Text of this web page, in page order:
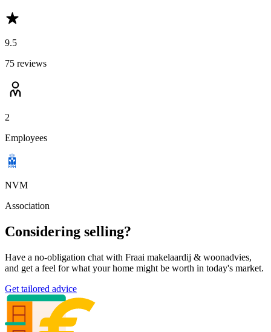
9.5
75 reviews
2
Employees
NVM
Association
Considering selling?
Have a no-obligation chat with Fraai makelaardij & woonadvies,
and get a feel for what your home might be worth in today's market.
Get tailored advice